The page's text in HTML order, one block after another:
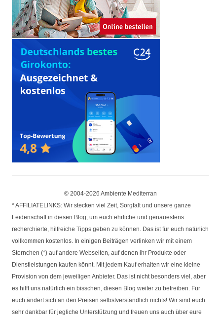
© 2004-2026 Ambiente Mediterran
* AFFILIATELINKS: Wir stecken viel Zeit, Sorgfalt und unsere ganze
Leidenschaft in diesen Blog, um euch ehrliche und genauestens
recherchierte, hilfreiche Tipps geben zu können. Das ist für euch natürlich
vollkommen kostenlos. In einigen Beiträgen verlinken wir mit einem
Sternchen (*) auf andere Webseiten, auf denen ihr Produkte oder
Dienstleistungen kaufen könnt. Mit jedem Kauf erhalten wir eine kleine
Provision von dem jeweiligen Anbieter. Das ist nicht besonders viel, aber
es hilft uns natürlich ein bisschen, diesen Blog weiter zu betreiben. Für
euch ändert sich an den Preisen selbstverständlich nichts! Wir sind euch
sehr dankbar für jegliche Unterstützung und freuen uns auch über eure